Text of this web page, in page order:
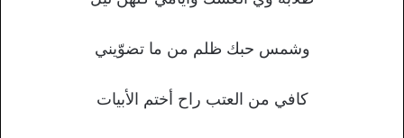
وشمس حبك ظلم من ما تضوّيني
كافي من العتب راح أختم الأبيات